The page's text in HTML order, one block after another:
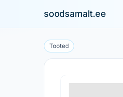
soodsamalt.ee
Tooted